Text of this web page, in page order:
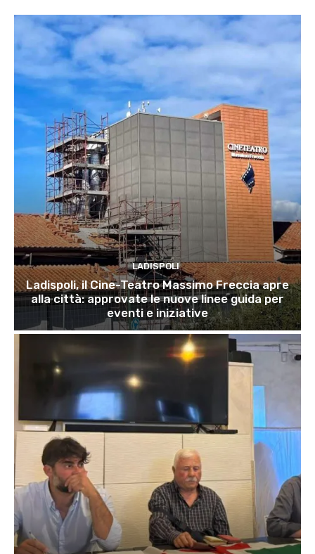
LADISPOLI
Ladispoli, il Cine-Teatro Massimo Freccia apre
alla città: approvate le nuove linee guida per
eventi e iniziative